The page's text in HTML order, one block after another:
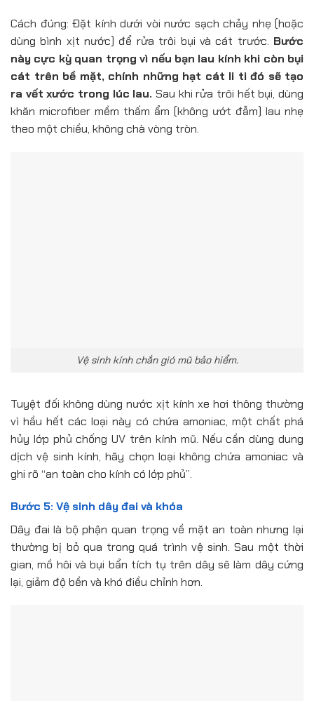
Cách đúng: Đặt kính dưới vòi nước sạch chảy nhẹ (hoặc
dùng bình xịt nước) để rửa trôi bụi và cát trước. Bước
này cực kỳ quan trọng vì nếu bạn lau kính khi còn bụi
cát trên bề mặt, chính những hạt cát li ti đó sẽ tạo
ra vết xước trong lúc lau. Sau khi rửa trôi hết bụi, dùng
khăn microfiber mềm thấm ẩm (không ướt đẫm) lau nhẹ
theo một chiều, không chà vòng tròn.
Vệ sinh kính chắn gió mũ bảo hiểm.
Tuyệt đối không dùng nước xịt kính xe hơi thông thường
vì hầu hết các loại này có chứa amoniac, một chất phá
hủy lớp phủ chống UV trên kính mũ. Nếu cần dùng dung
dịch vệ sinh kính, hãy chọn loại không chứa amoniac và
ghi rõ “an toàn cho kính có lớp phủ”.
Bước 5: Vệ sinh dây đai và khóa
Dây đai là bộ phận quan trọng về mặt an toàn nhưng lại
thường bị bỏ qua trong quá trình vệ sinh. Sau một thời
gian, mồ hôi và bụi bẩn tích tụ trên dây sẽ làm dây cứng
lại, giảm độ bền và khó điều chỉnh hơn.